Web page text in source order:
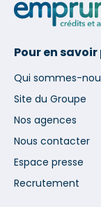
Pour en savoir
Qui sommes-
Site du Groupe
Nos agences
Nous contacter
Espace presse
Recrutement